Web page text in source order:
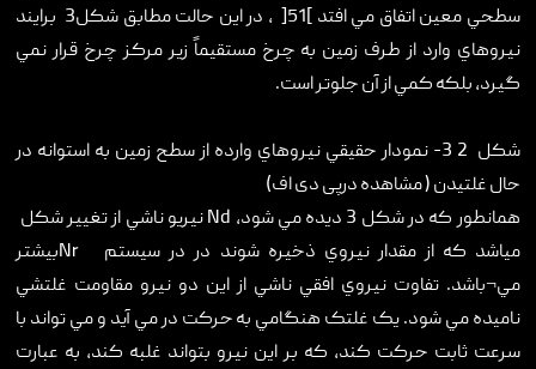
سطحي معين اتفاق مي افتد ]51[ ، در اين حالت مطابق شکل3 برايند
نيروهاي وارد از طرف زمين به چرخ مستقيماً زير مرکز چرخ قرار نمي
گيرد، بلکه کمي از آن جلوتر است.
شکل ‏2 3- نمودار حقيقي نيروهاي وارده از سطح زمين به استوانه در
حال غلتيدن ( مشاهده درپی دی اف)
همانطور که در شکل 3 ديده مي شود، Nd نيريو ناشي از تغيير شکل
مياشد که از مقدار نيروي ذخيره شوند در در سيستم Nrبيشتر
مي¬باشد. تفاوت نيروي افقي ناشي از اين دو نيرو مقاومت غلتشي
ناميده مي شود. يک غلتک هنگامي به حرکت در مي آيد و مي تواند با
سرعت ثابت حرکت کند، که بر اين نيرو بتواند غلبه کند، به عبارت